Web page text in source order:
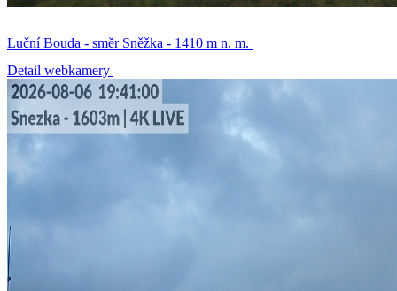
Luční Bouda - směr Sněžka - 1410 m n. m.
Detail webkamery